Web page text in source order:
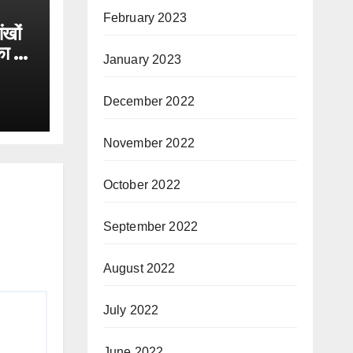
की
February 2023
January 2023
December 2022
November 2022
October 2022
September 2022
August 2022
July 2022